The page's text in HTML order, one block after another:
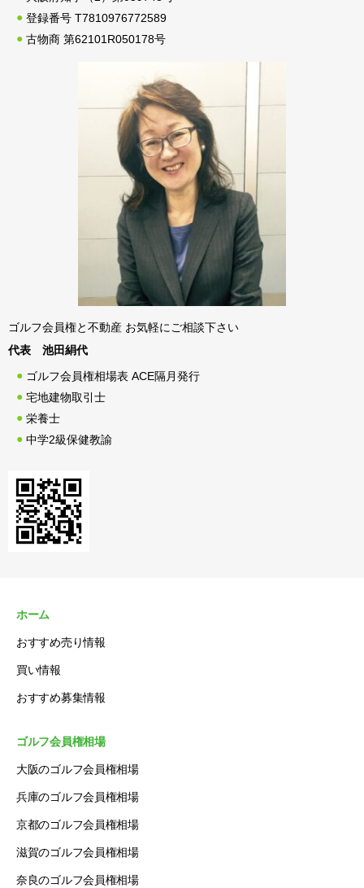
登録番号 T7810976772589
古物商 第62101R050178号
ゴルフ会員権と不動産 お気軽にご相談下さい
代表 池田絹代
ゴルフ会員権相場表 ACE隔月発行
宅地建物取引士
栄養士
中学2級保健教諭
ホーム
おすすめ売り情報
買い情報
おすすめ募集情報
ゴルフ会員権相場
大阪のゴルフ会員権相場
兵庫のゴルフ会員権相場
京都のゴルフ会員権相場
滋賀のゴルフ会員権相場
奈良のゴルフ会員権相場